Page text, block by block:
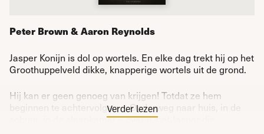
Peter Brown & Aaron Reynolds
Jasper Konijn is dol op wortels. En elke dag trekt hij op het
Groothuppelveld dikke, knapperige wortels uit de grond.
Hij kan er geen genoeg van krijgen! Totdat ze hem
beginnen te achtervolgen ... Onderweg naar huis, in de
schuur, in de slaapkamer – overal ziet Jasper die
Verder lezen